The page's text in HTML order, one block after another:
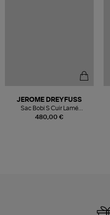
480,00 €
JEROME DREYFUSS
Sac Bobi S Cuir Lamé
Champagne